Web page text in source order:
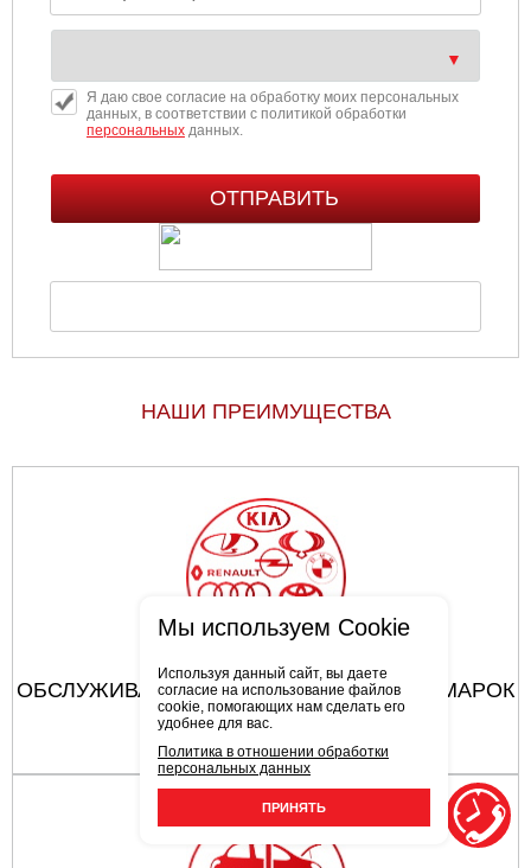
Я даю свое согласие на обработку моих персональных
данных, в соответствии с политикой обработки
персональныхданных.
НАШИ ПРЕИМУЩЕСТВА
ОБСЛУЖИВАЮТСЯ АВТОМОБИЛИ ВСЕХ МАРОК
Мы используем Cookie
Используя данный сайт, вы даете
согласие на использование файлов
cookie, помогающих нам сделать его
удобнее для вас.
Политика в отношении обработки
персональных данных
ПРИНЯТЬ